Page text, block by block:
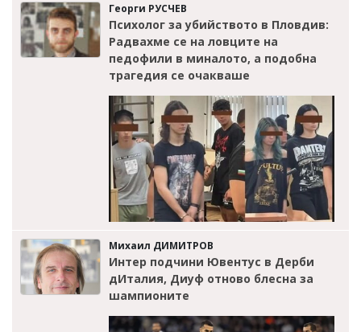
Георги РУСЧЕВ
Психолог за убийството в Пловдив:
Радвахме се на ловците на
педофили в миналото, а подобна
трагедия се очакваше
Михаил ДИМИТРОВ
Интер подчини Ювентус в Дерби
дИталия, Диуф отново блесна за
шампионите